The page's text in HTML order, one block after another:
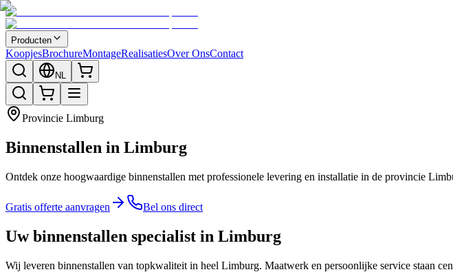
Producten
KoopjesBrochureMontageRealisatiesOver OnsContact
NL
Provincie Limburg
Binnenstallen in Limburg
Ontdek onze hoogwaardige binnenstallen met professionele levering en installatie in de provincie
Gratis offerte aanvragen Bel ons direct
Uw binnenstallen specialist in Limburg
Wij leveren binnenstallen van topkwaliteit in heel Limburg. Maatwerk en persoonlijke service staan